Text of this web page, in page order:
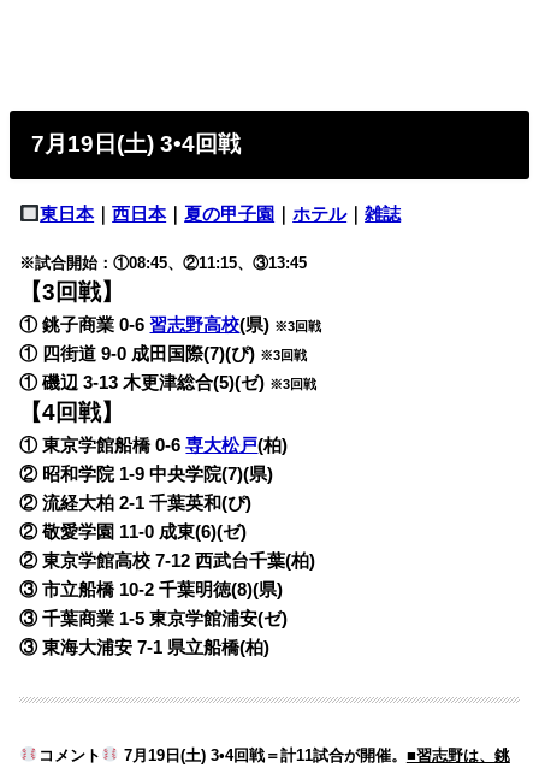
7月19日(土) 3•4回戦
東日本｜西日本｜夏の甲子園 ｜ホテル｜雑誌
※試合開始：①08:45、②11:15、③13:45
【3回戦】
① 銚子商業 0-6習志野高校(県) ※3回戦
① 四街道 9-0 成田国際(7)(ぴ) ※3回戦
① 磯辺 3-13 木更津総合(5)(ゼ) ※3回戦
【4回戦】
① 東京学館船橋 0-6専大松戸(柏)
② 昭和学院 1-9 中央学院(7)(県)
② 流経大柏 2-1 千葉英和(ぴ)
② 敬愛学園 11-0 成東(6)(ゼ)
② 東京学館高校 7-12 西武台千葉(柏)
③ 市立船橋 10-2 千葉明徳(8)(県)
③ 千葉商業 1-5 東京学館浦安(ゼ)
③ 東海大浦安 7-1 県立船橋(柏)
コメント 7月19日(土) 3•4回戦＝計11試合が開催。 ■習志野は、銚